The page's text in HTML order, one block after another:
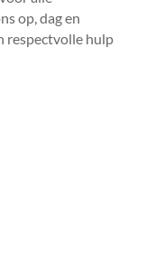
op, dag en
respectvolle hulp